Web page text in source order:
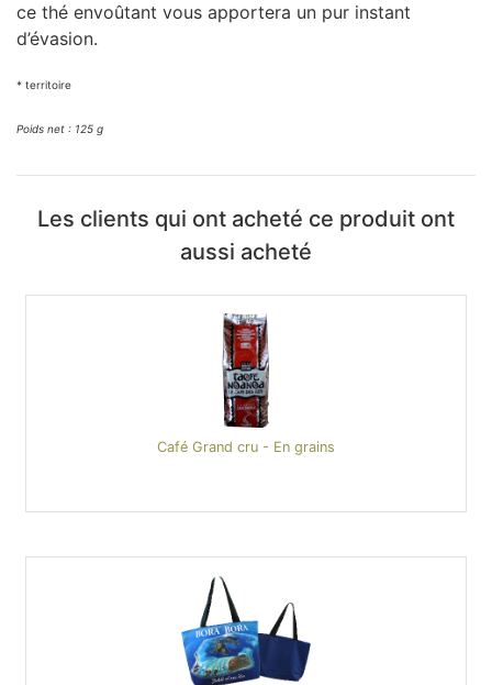
ce thé envoûtant vous apportera un pur instant
d’évasion.
* territoire
Poids net : 125 g
Les clients qui ont acheté ce produit ont
aussi acheté
Café Grand cru - En grains